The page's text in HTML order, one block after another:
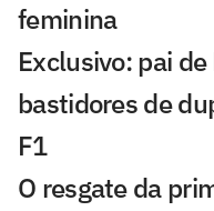
feminina
Exclusivo: pai
bastidores de
F1
O resgate da